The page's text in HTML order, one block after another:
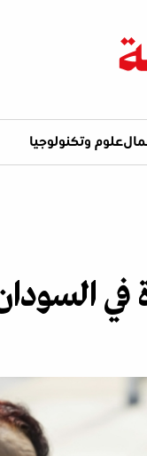
علوم وتكنولوجيا
في